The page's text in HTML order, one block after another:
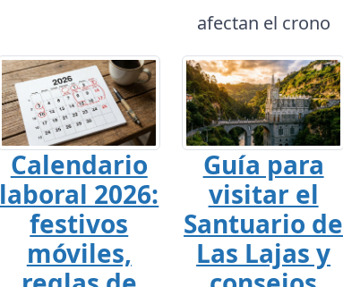
afectan el crono
Calendario
laboral 2026:
festivos
móviles,
Guía para
visitar el
Santuario de
Las Lajas y